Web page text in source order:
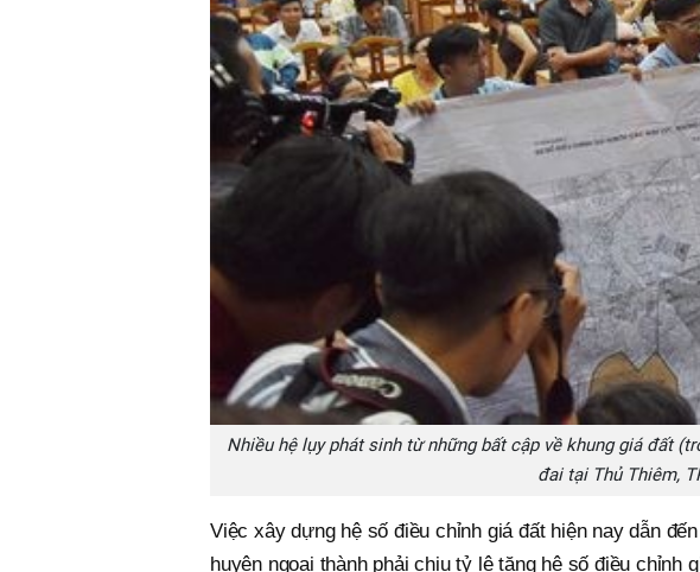
Nhiều hệ lụy phát sinh từ những bất cập về khung giá đất
đai tại Thủ Thiêm,
Việc xây dựng hệ số điều chỉnh giá đất hiện nay dẫn
huyện ngoại thành phải chịu tỷ lệ tăng hệ số điều chỉnh